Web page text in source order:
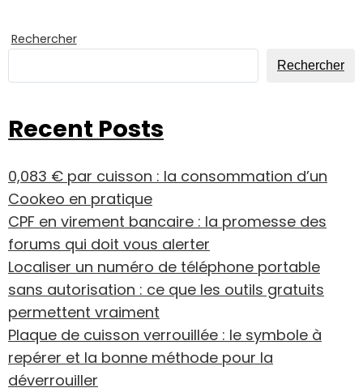
Rechercher
Rechercher
Recent Posts
0,083 € par cuisson : la consommation d’un
Cookeo en pratique
CPF en virement bancaire : la promesse des
forums qui doit vous alerter
Localiser un numéro de téléphone portable
sans autorisation : ce que les outils gratuits
permettent vraiment
Plaque de cuisson verrouillée : le symbole à
repérer et la bonne méthode pour la
déverrouiller